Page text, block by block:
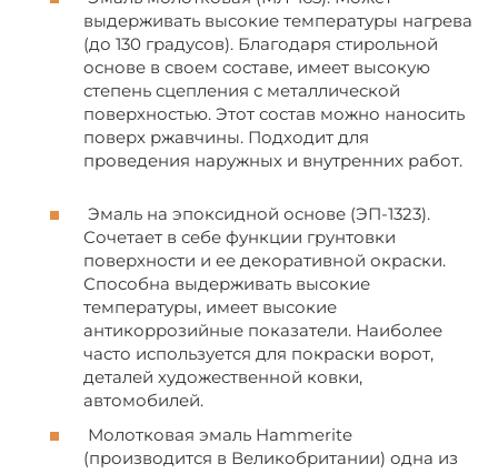
выдерживать высокие температуры нагрева
(до 130 градусов). Благодаря стирольной
основе в своем составе, имеет высокую
степень сцепления с металлической
поверхностью. Этот состав можно наносить
поверх ржавчины. Подходит для
проведения наружных и внутренних работ.
Эмаль на эпоксидной основе (ЭП-1323).
Сочетает в себе функции грунтовки
поверхности и ее декоративной окраски.
Способна выдерживать высокие
температуры, имеет высокие
антикоррозийные показатели. Наиболее
часто используется для покраски ворот,
деталей художественной ковки,
автомобилей.
Молотковая эмаль Hammerite
(производится в Великобритании) одна из